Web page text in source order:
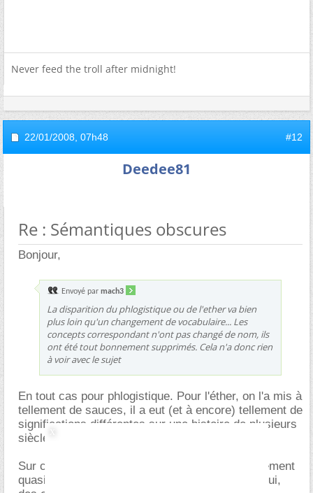
Never feed the troll after midnight!
22/01/2008, 07h48 #12
Deedee81
Re : Sémantiques obscures
Bonjour,
Envoyé par mach3
La disparition du phlogistique ou de l'ether va bien
plus loin qu'un changement de vocabulaire... Les
concepts correspondant n'ont pas changé de nom, ils
ont été tout bonnement supprimés. Cela n'a donc rien
à voir avec le sujet
En tout cas pour phlogistique. Pour l'éther, on l'a mis à
tellement de sauces, il a eut (et à encore) tellement de
significations différentes sur une histoire de plusieurs
siècles.
Sur ce point je suis d'accord avec livre : changement
quasi impossible ne veut pas dire impossible. Oui,